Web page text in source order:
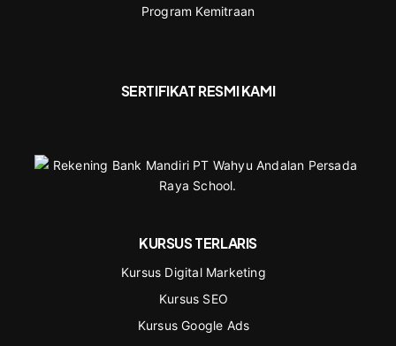
Program Kemitraan
SERTIFIKAT RESMI KAMI
KURSUS TERLARIS
Kursus Digital Marketing
Kursus SEO
Kursus Google Ads